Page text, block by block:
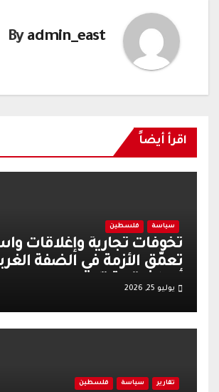
By admin_east
اقرأ أيضاً
سياسة فلسطين
تخوفات تجارية وإغلاقات
تعمّق الأزمة في الضفة
أحداث قرية تل
يوليو 25, 2026
تقارير سياسة فلسطين